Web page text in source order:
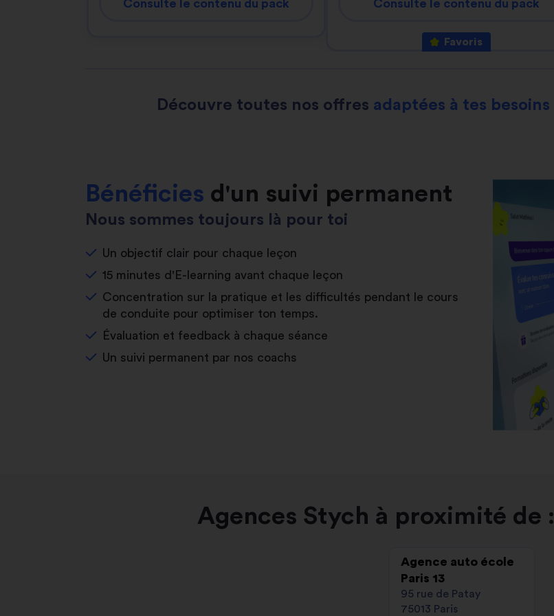
Consulte le contenu du pack Consulte le contenu du pack
Favoris
Découvre toutes nos offres adaptées à tes besoins
Bénéficies d'un suivi permanent
Nous sommes toujours là pour toi
Un objectif clair pour chaque leçon
15 minutes d'E-learning avant chaque leçon
Concentration sur la pratique et les difficultés pendant le cours
de conduite pour optimiser ton temps.
Évaluation et feedback à chaque séance
Un suivi permanent par nos coachs
Agences Stych à proximité de :
Agence auto école
Paris 13
95 rue de Patay
75013 Paris